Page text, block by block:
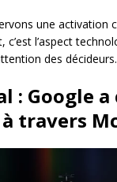
une activation
c’est l’aspect
des décideurs.
: Google a
travers